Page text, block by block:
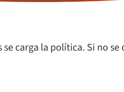
carga la política. Si no se